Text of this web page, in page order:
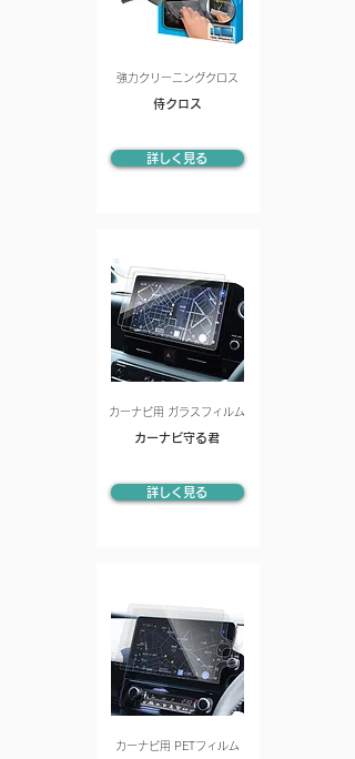
強力クリーニングクロス
侍クロス
詳しく見る
カーナビ用 ガラスフィルム
カーナビ守る君
詳しく見る
カーナビ用 PETフィルム